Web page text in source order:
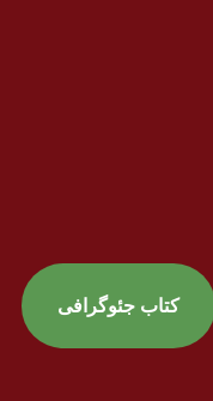
کتاب جئوگرافی